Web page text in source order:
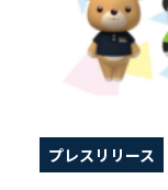
プレスリリース